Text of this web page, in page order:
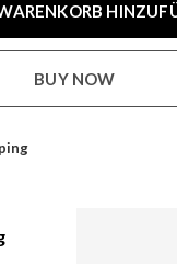
BUY NOW